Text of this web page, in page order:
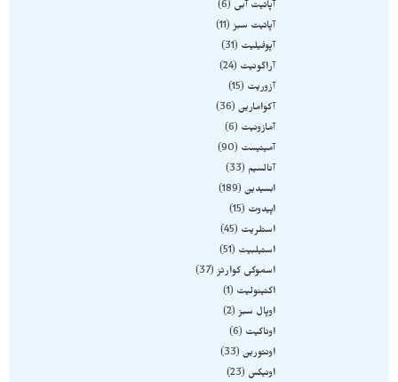
آپاتیت آبی
6
آپاتیت سبز 11
آپوفیلیت
31
آراگونیت
24
آزوریت
15
آکوامارین 36
آمازونیت
6
آمیتیست
90
آنالسیم
33
ابسیدین 189
اپیدوت
15
استلریت
45
استیلبیت
51
اسموکی کوارتز 37
اکتینولیت
1
اوپال سبز 2
اوناکیت
6
اونتورین 33
اونیکس
23